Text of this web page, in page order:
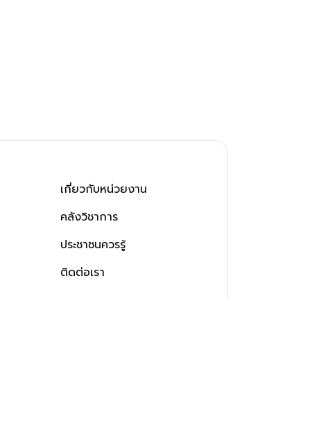
เกี่ยวกับหน่วยงาน
คลังวิชาการ
ประชาชนควรรู้
ติดต่อเรา